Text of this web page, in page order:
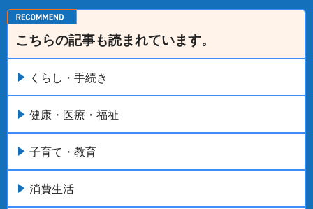
こちらの記事も読まれています。
くらし・手続き
健康・医療・福祉
子育て・教育
消費生活